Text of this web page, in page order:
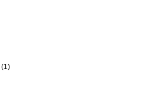
(1)